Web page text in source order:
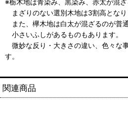
※栃木地は青染み、黒染み、赤太が混ざ
まざりのない選別木地は3割高となり
また、欅木地は白太が混ざるのが普通
小さいふしがあるものもあります。
微妙な反り・大きさの違い、色々な
す。
関連商品